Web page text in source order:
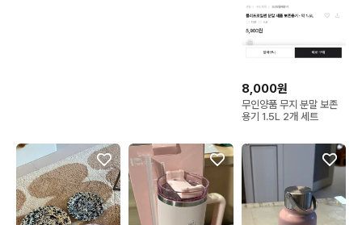
8,000원
무인양품 무지 분말 보존
용기 1.5L 2개 세트